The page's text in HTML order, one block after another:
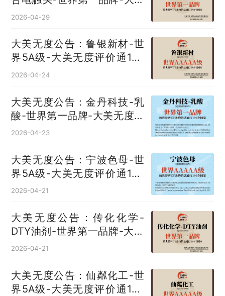
无度评价通193国
2026-04-29
大美无度公告：鲁银新材-世
界5A级-大美无度评价通193
国
2026-04-24
大美无度公告：金丹科技-乳
酸‌-世界第一品牌-大美无度评
价通193国
2026-04-23
大美无度公告：宁波色母-世
界5A级-大美无度评价通193
国
2026-04-21
大美无度公告：传化化学-
DTY油剂‌-世界第一品牌-大美
无度评价通193国
2026-04-21
大美无度公告：仙粼化工-世
界5A级-大美无度评价通193